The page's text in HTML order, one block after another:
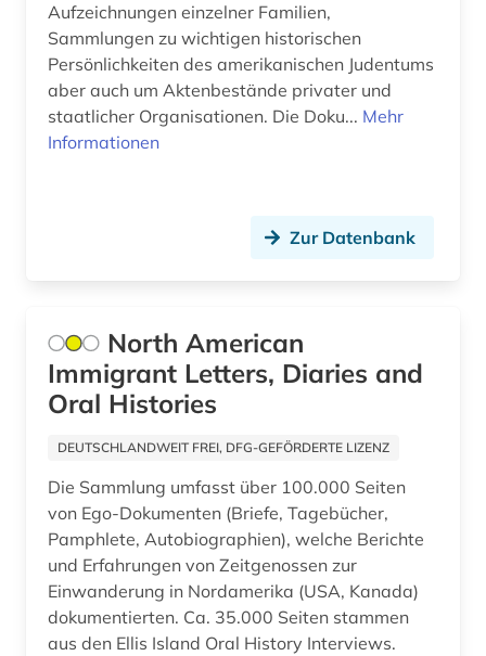
lagerstättenkunde (1)
landeskunde (1)
landwirtschaft (2)
lesbe (1)
lexikon (1)
lgbt (2)
libanon (1)
library of congress (1)
libyen (1)
lincoln (1)
Aufzeichnungen einzelner Familien,
Sammlungen zu wichtigen historischen
Persönlichkeiten des amerikanischen Judentums
aber auch um Aktenbestände privater und
staatlicher Organisationen. Die Doku... Mehr
Informationen
Zur Datenbank
North American
Immigrant Letters, Diaries and
Oral Histories
DEUTSCHLANDWEIT FREI, DFG-GEFÖRDERTE LIZENZ
Die Sammlung umfasst über 100.000 Seiten
von Ego-Dokumenten (Briefe, Tagebücher,
Pamphlete, Autobiographien), welche Berichte
und Erfahrungen von Zeitgenossen zur
Einwanderung in Nordamerika (USA, Kanada)
dokumentierten. Ca. 35.000 Seiten stammen
aus den Ellis Island Oral History Interviews.